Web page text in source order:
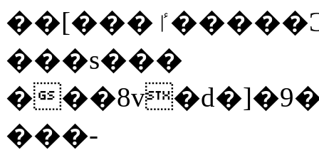
��[���ٵ�����Ͻ���������x�ս��Apq�����޻�V����O�cp����ٝy{����:�k�ןNݯOOCyx6���&���?
���s���
�
���-